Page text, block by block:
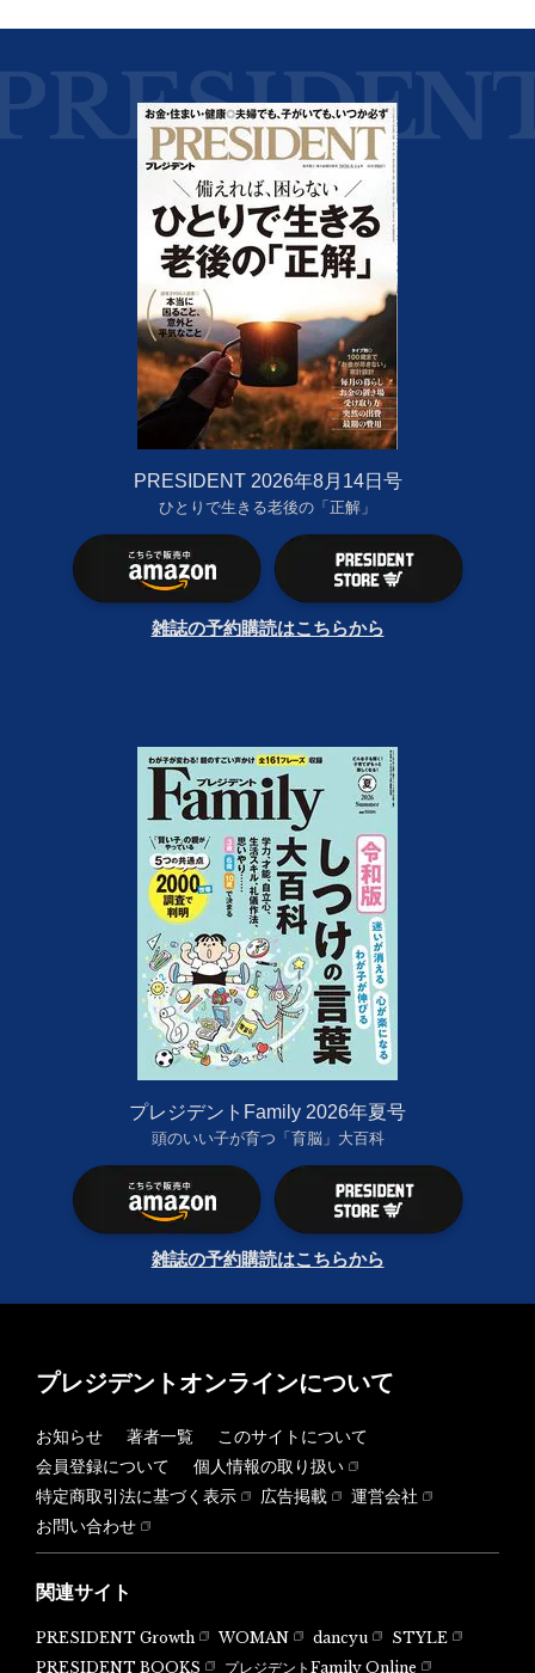
PRESIDENT 2026年8月14日号
ひとりで生きる老後の「正解」
雑誌の予約購読はこちらから
プレジデントFamily 2026年夏号
頭のいい子が育つ「育脳」大百科
雑誌の予約購読はこちらから
プレジデントオンラインについて
お知らせ 著者一覧
このサイトについて
会員登録について
個人情報の取り扱い
特定商取引法に基づく表示
広告掲載
運営会社
お問い合わせ
関連サイト
PRESIDENT Growth WOMAN dancyu
STYLE
PRESIDENT BOOKS
プレジデントFamily Online